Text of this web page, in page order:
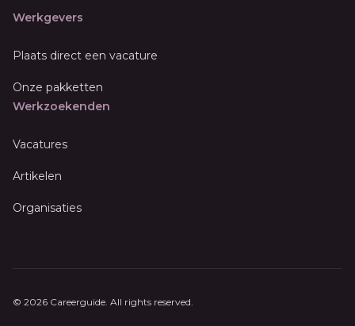
Werkgevers
Plaats direct een vacature
Onze pakketten
Werkzoekenden
Vacatures
Artikelen
Organisaties
© 2026 Careerguide. All rights reserved.